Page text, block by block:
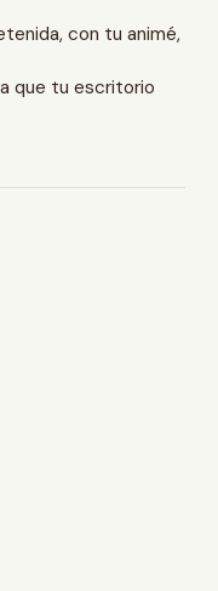
con tu animé,
que tu escritorio